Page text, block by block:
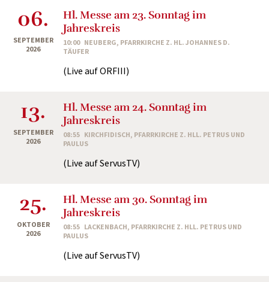
06.
SEPTEMBER
2026
Hl. Messe am 23. Sonntag im
Jahreskreis
10:00 NEUBERG, PFARRKIRCHE Z. HL. JOHANNES D.
TÄUFER
(Live auf ORFIII)
13.
SEPTEMBER
2026
Hl. Messe am 24. Sonntag im
Jahreskreis
08:55 KIRCHFIDISCH, PFARRKIRCHE Z. HLL. PETRUS UND
PAULUS
(Live auf ServusTV)
25.
OKTOBER
2026
Hl. Messe am 30. Sonntag im
Jahreskreis
08:55 LACKENBACH, PFARRKIRCHE Z. HLL. PETRUS UND
PAULUS
(Live auf ServusTV)